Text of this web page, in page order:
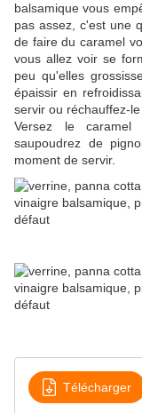
balsamique vous
pas assez, c'est une
de faire du caramel
vous allez voir se
peu qu'elles
épaissir en
servir ou réchauffez-
Versez le caramel
saupoudrez de
moment de servir.
Télécharger